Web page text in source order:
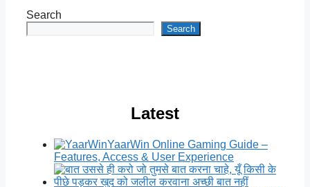
Search
Search
Latest
YaarWin Online Gaming Guide –
Features, Access & User Experience